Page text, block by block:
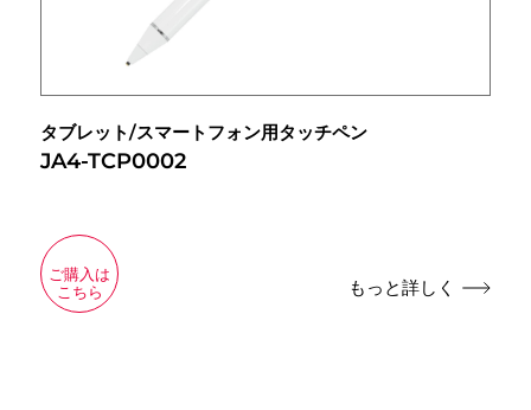
タブレット/スマートフォン用タッチペン
JA4-TCP0002
ご購入は
こちら
もっと詳しく